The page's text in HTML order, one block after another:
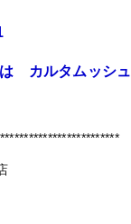
カルタムッシュ